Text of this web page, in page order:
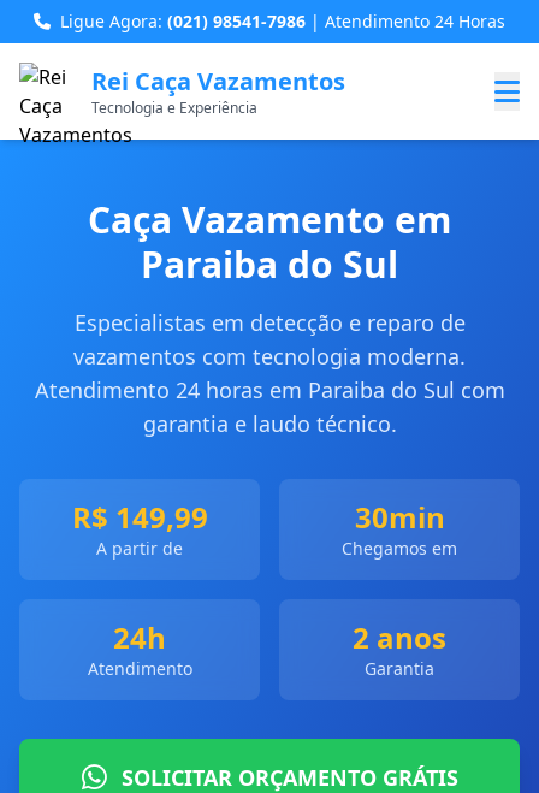
Ligue Agora: (021) 98541-7986 | Atendimento 24 Horas
Rei Caça Vazamentos
Tecnologia e Experiência
Caça Vazamento em
Paraiba do Sul
Especialistas em detecção e reparo de
vazamentos com tecnologia moderna.
Atendimento 24 horas em Paraiba do Sul com
garantia e laudo técnico.
R$ 149,99
A partir de
30min
Chegamos em
24h
Atendimento
2 anos
Garantia
SOLICITAR ORÇAMENTO GRÁTIS